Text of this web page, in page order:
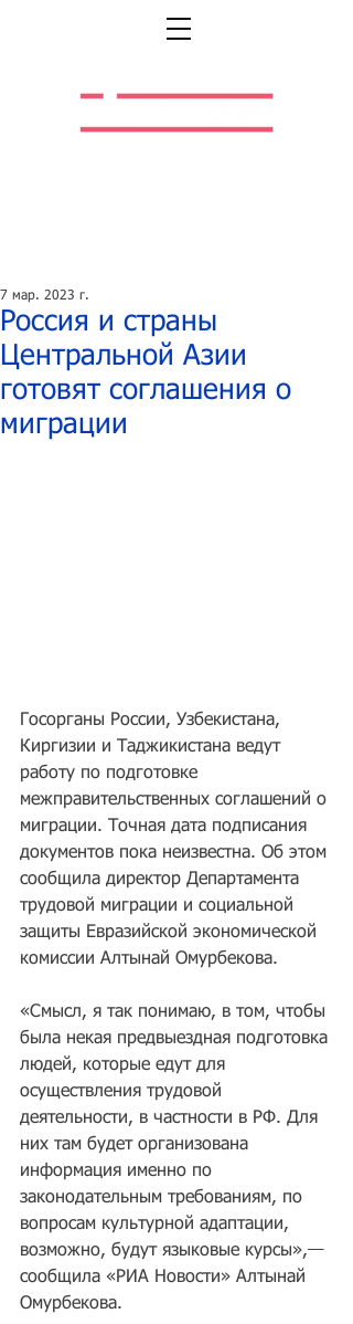
Россия и страны
Центральной Азии
готовят соглашения о
миграции
7 мар. 2023 г.
Госорганы России, Узбекистана,
Киргизии и Таджикистана ведут
работу по подготовке
межправительственных соглашений о
миграции. Точная дата подписания
документов пока неизвестна. Об этом
сообщила директор Департамента
трудовой миграции и социальной
защиты Евразийской экономической
комиссии Алтынай Омурбекова.
«Смысл, я так понимаю, в том, чтобы
была некая предвыездная подготовка
людей, которые едут для
осуществления трудовой
деятельности, в частности в РФ. Для
них там будет организована
информация именно по
законодательным требованиям, по
вопросам культурной адаптации,
возможно, будут языковые курсы»,—
сообщила «РИА Новости» Алтынай
Омурбекова.